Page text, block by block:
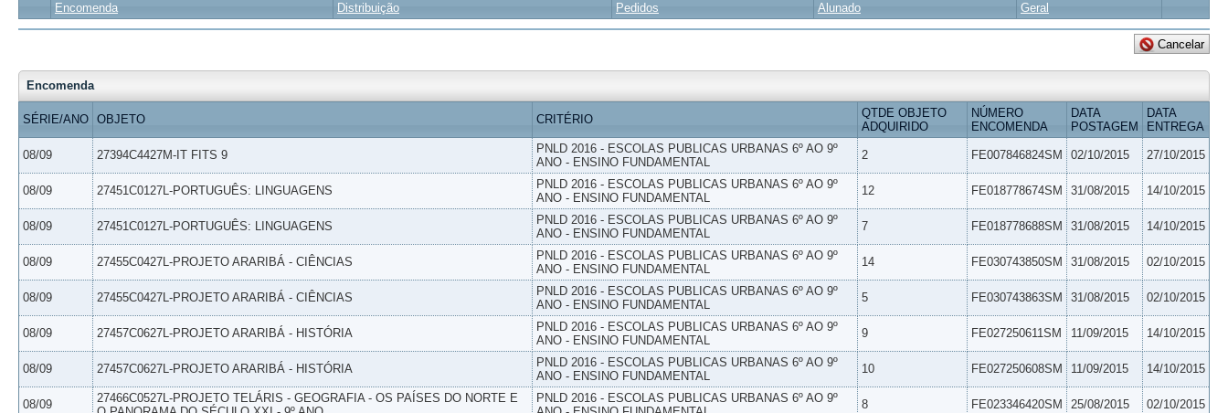
Encomenda Distribuição Pedidos Alunado Geral
Encomenda
SÉRIE/ANO OBJETO CRITÉRIO
QTDE OBJETO
ADQUIRIDO
NÚMERO
ENCOMENDA
DATA
POSTAGEM
DATA
ENTREGA
08/09 27394C4427M-IT FITS 9
PNLD 2016 - ESCOLAS PUBLICAS URBANAS 6º AO 9º
ANO - ENSINO FUNDAMENTAL
2 FE007846824SM 02/10/2015 27/10/2015
08/09 27451C0127L-PORTUGUÊS: LINGUAGENS
PNLD 2016 - ESCOLAS PUBLICAS URBANAS 6º AO 9º
ANO - ENSINO FUNDAMENTAL
12 FE018778674SM 31/08/2015 14/10/2015
08/09 27451C0127L-PORTUGUÊS: LINGUAGENS
PNLD 2016 - ESCOLAS PUBLICAS URBANAS 6º AO 9º
ANO - ENSINO FUNDAMENTAL
7 FE018778688SM 31/08/2015 14/10/2015
08/09 27455C0427L-PROJETO ARARIBÁ - CIÊNCIAS
PNLD 2016 - ESCOLAS PUBLICAS URBANAS 6º AO 9º
ANO - ENSINO FUNDAMENTAL
14 FE030743850SM 31/08/2015 02/10/2015
08/09 27455C0427L-PROJETO ARARIBÁ - CIÊNCIAS
PNLD 2016 - ESCOLAS PUBLICAS URBANAS 6º AO 9º
ANO - ENSINO FUNDAMENTAL
5 FE030743863SM 31/08/2015 02/10/2015
08/09 27457C0627L-PROJETO ARARIBÁ - HISTÓRIA
PNLD 2016 - ESCOLAS PUBLICAS URBANAS 6º AO 9º
ANO - ENSINO FUNDAMENTAL
9 FE027250611SM 11/09/2015 14/10/2015
08/09 27457C0627L-PROJETO ARARIBÁ - HISTÓRIA
PNLD 2016 - ESCOLAS PUBLICAS URBANAS 6º AO 9º
ANO - ENSINO FUNDAMENTAL
10 FE027250608SM 11/09/2015 14/10/2015
08/09
27466C0527L-PROJETO TELÁRIS - GEOGRAFIA - OS PAÍSES DO NORTE E
PNLD 2016 - ESCOLAS PUBLICAS URBANAS 6º AO 9º
8 FE023346420SM 25/08/2015 02/10/2015